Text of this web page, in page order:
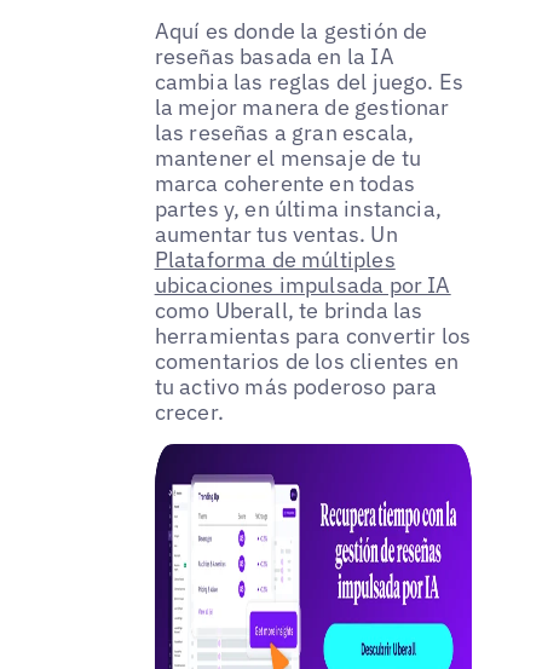
Aquí es donde la gestión de
reseñas basada en la IA
cambia las reglas del juego. Es
la mejor manera de gestionar
las reseñas a gran escala,
mantener el mensaje de tu
marca coherente en todas
partes y, en última instancia,
aumentar tus ventas. Un
Plataforma de múltiples
ubicaciones impulsada por IA
como Uberall, te brinda las
herramientas para convertir los
comentarios de los clientes en
tu activo más poderoso para
crecer.